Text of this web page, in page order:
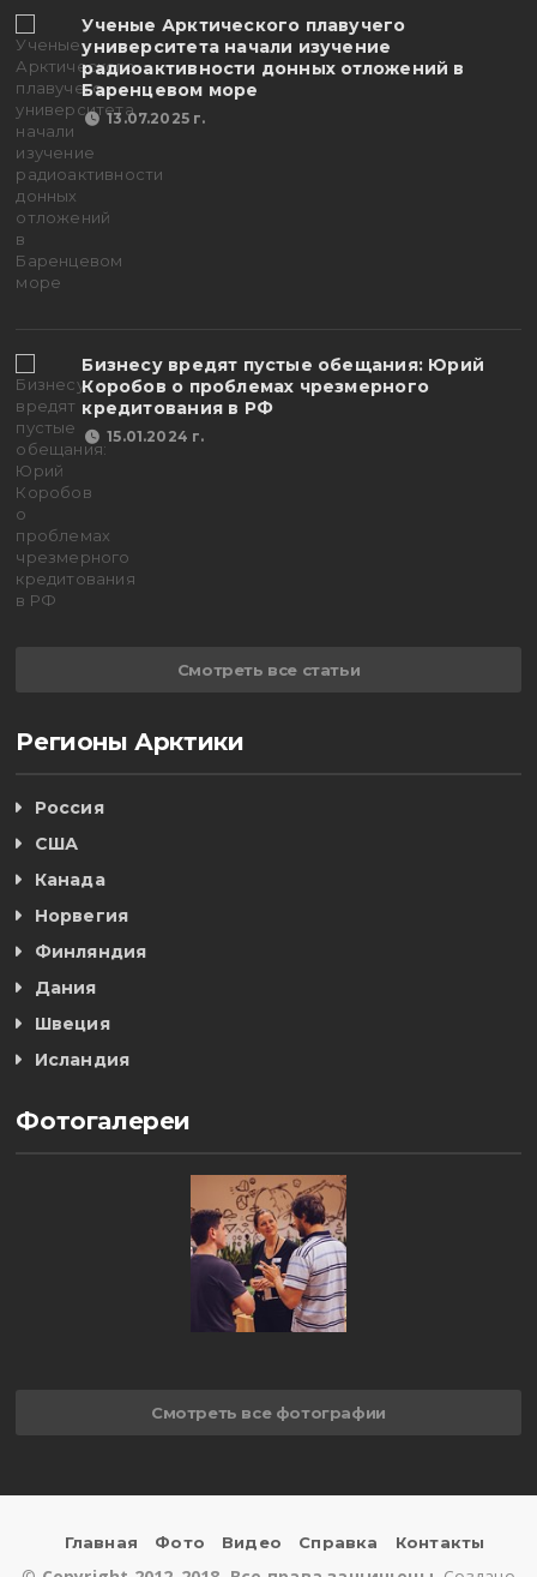
Ученые Арктического плавучего
университета начали изучение
радиоактивности донных отложений в
Баренцевом море
13.07.2025 г.
Бизнесу вредят пустые обещания: Юрий
Коробов о проблемах чрезмерного
кредитования в РФ
15.01.2024 г.
Смотреть все статьи
Регионы Арктики
Россия
США
Канада
Норвегия
Финляндия
Дания
Швеция
Исландия
Фотогалереи
Смотреть все фотографии
Главная Фото Видео Справка Контакты